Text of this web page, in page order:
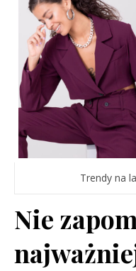
Trendy na
Nie